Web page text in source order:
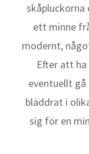
skåpluckorna
ett minne
modernt,
Efter att
eventuellt gå
bläddrat i
sig för en